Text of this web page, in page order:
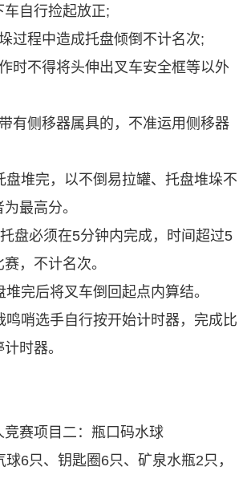
自行捡起放正;
垛过程中造成托盘倾倒不计名次;
作时不得将头伸出叉车安全框等以外
带有侧移器属具的，不准运用侧移器
盘堆完，以不倒易拉罐、托盘堆垛不
最高分。
托盘必须在5分钟内完成，时间超过5
，不计名次。
堆完后将叉车倒回起点内算结。
鸣哨选手自行按开始计时器，完成比
时器。
竞赛项目二：瓶口码水球
球6只、钥匙圈6只、矿泉水瓶2只，